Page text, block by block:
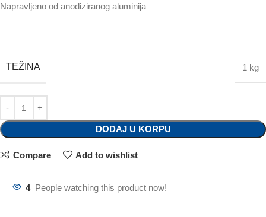
Napravljeno od anodiziranog aluminija
TEŽINA 1 kg
DODAJ U KORPU
Compare Add to wishlist
4 People watching this product now!